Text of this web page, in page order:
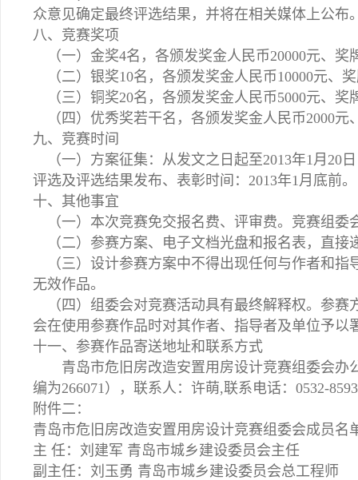
众意见确定最终评选结果，并将在相关媒体上公布
八、竞赛奖项
（一）金奖4名，各颁发奖金人民币20000元、奖
（二）银奖10名，各颁发奖金人民币10000元、
（三）铜奖20名，各颁发奖金人民币5000元、奖
（四）优秀奖若干名，各颁发奖金人民币2000元
九、竞赛时间
（一）方案征集：从发文之日起至2013年1月20
评选及评选结果发布、表彰时间：2013年1月底前。
十、其他事宜
（一）本次竞赛免交报名费、评审费。竞赛组委
（二）参赛方案、电子文档光盘和报名表，直接
（三）设计参赛方案中不得出现任何与作者和指
无效作品。
（四）组委会对竞赛活动具有最终解释权。参赛
会在使用参赛作品时对其作者、指导者及单位予以
十一、参赛作品寄送地址和联系方式
青岛市危旧房改造安置用房设计竞赛组委会办
编为266071），联系人：许萌,联系电话：0532-
附件二：
青岛市危旧房改造安置用房设计竞赛组委会成员名
主 任：刘建军 青岛市城乡建设委员会主任
副主任：刘玉勇 青岛市城乡建设委员会总工程师